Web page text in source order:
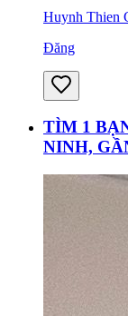
Huynh Thien
Đăng
TÌM 1
NINH,